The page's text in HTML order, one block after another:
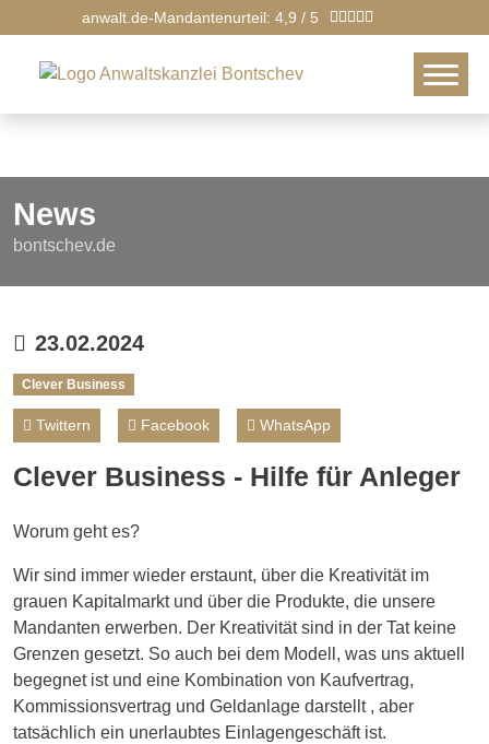
anwalt.de-Mandantenurteil: 4,9 / 5
News
bontschev.de
23.02.2024
Clever Business
Twittern Facebook WhatsApp
Clever Business - Hilfe für Anleger
Worum geht es?
Wir sind immer wieder erstaunt, über die Kreativität im
grauen Kapitalmarkt und über die Produkte, die unsere
Mandanten erwerben. Der Kreativität sind in der Tat keine
Grenzen gesetzt. So auch bei dem Modell, was uns aktuell
begegnet ist und eine Kombination von Kaufvertrag,
Kommissionsvertrag und Geldanlage darstellt , aber
tatsächlich ein unerlaubtes Einlagengeschäft ist.